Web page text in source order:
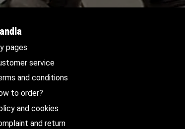
pages
service
and conditions
to order?
and cookies
and return